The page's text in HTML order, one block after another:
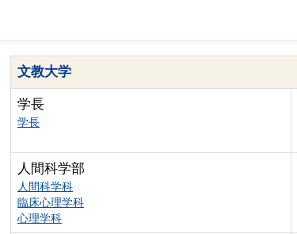
文教大学
学長
学長
人間科学部
人間科学科
臨床心理学科
心理学科